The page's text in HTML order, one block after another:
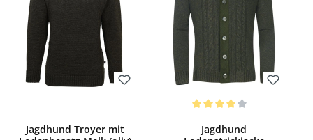
Jagdhund Troyer mit
Jagdhund